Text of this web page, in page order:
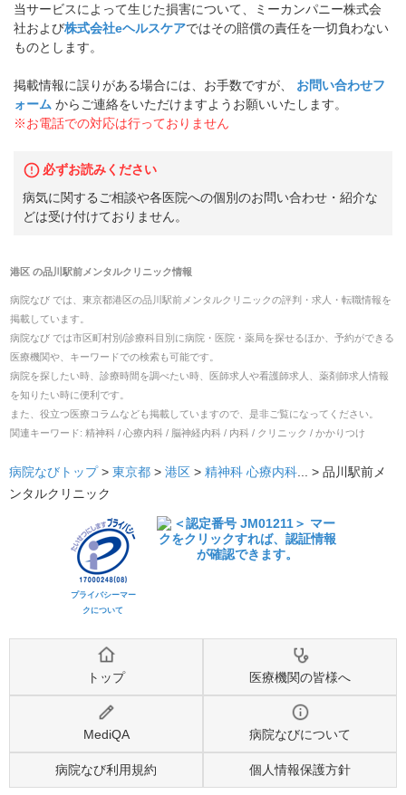
当サービスによって生じた損害について、ミーカンパニー株式会
社および株式会社eヘルスケアではその賠償の責任を一切負わない
ものとします。
掲載情報に誤りがある場合には、お手数ですが、
お問い合わせフ
ォーム からご連絡をいただけますようお願いいたします。
※お電話での対応は行っておりません
必ずお読みください
病気に関するご相談や各医院への個別のお問い合わせ・紹介な
どは受け付けておりません。
港区の品川駅前メンタルクリニック情報
病院なび では、 東京都港区の品川駅前メンタルクリニックの評判・求人・転職情報を
掲載しています。
病院なび では市区町村別/診療科目別に病院・医院・薬局を探せるほか、予約ができる
医療機関や、キーワードでの検索も可能です。
病院を探したい時、診療時間を調べたい時、医師求人や看護師求人、薬剤師求人情報
を知りたい時に便利です。
また、役立つ医療コラムなども掲載していますので、是非ご覧になってください。
関連キーワード: 精神科 / 心療内科 / 脳神経内科 / 内科 / クリニック / かかりつけ
病院なびトップ > 東京都 > 港区 > 精神科 心療内科... > 品川駅前メ
ンタルクリニック
プライバシーマー
クについて
トップ 医療機関の皆様へ
MediQA 病院なびについて
病院なび利用規約 個人情報保護方針